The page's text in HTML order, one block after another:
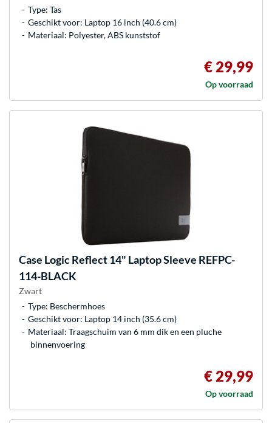
Type: Tas
Geschikt voor: Laptop 16 inch (40.6 cm)
Materiaal: Polyester, ABS kunststof
€ 29,99
Op voorraad
Case LogicReflect 14" Laptop Sleeve REFPC-
114-BLACK
Zwart
Type: Beschermhoes
Geschikt voor: Laptop 14 inch (35.6 cm)
Materiaal: Traagschuim van 6 mm dik en een pluche
binnenvoering
€ 29,99
Op voorraad